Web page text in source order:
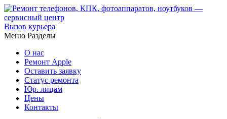
Вызов курьера
Меню Разделы
О нас
Ремонт Apple
Оставить заявку
Статус ремонта
Юр. лицам
Цены
Контакты